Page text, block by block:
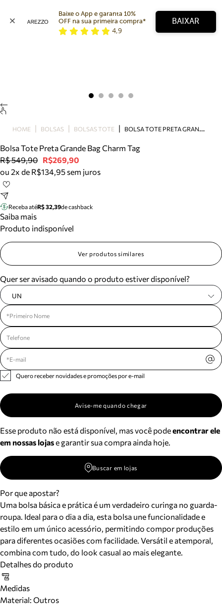
Bolsa
Tamanco
Tênis
Mule
Tire dúvidas sobre pedidos, devoluções e mais.
Meus pedidos
Acompanhe seus pedidos e solicite devoluções.
Baixe o App e garanta 10%
OFF na sua primeira compra*
4,9
BAIXAR
HOME BOLSAS BOLSAS TOTE B
OLSA TOTE PRETA GRANDE BAG CHARM TAG
Bolsa Tote Preta Grande Bag Charm Tag
R$ 549,90 R$269,90
ou 2x de R$134,95 sem juros
Receba atéR$ 32,39de cashback
Saiba mais
Produto indisponível
Ver produtos similares
Quer ser avisado quando o produto estiver disponível?
UN
Quero receber novidades e promoções por e-mail
Avise-me quando chegar
Esse produto não está disponível, mas você podeencontrar ele
em nossas lojase garantir sua compra ainda hoje.
Buscar em lojas
Por que apostar?
Uma bolsa básica e prática é um verdadeiro curinga no guarda-
roupa. Ideal para o dia a dia, esta bolsa une funcionalidade e
estilo em um único acessório, permitindo compor produções
para diferentes ocasiões com facilidade. Versátil e atemporal,
combina com tudo, do look casual ao mais elegante.
Detalhes do produto
Medidas
Material: Outros